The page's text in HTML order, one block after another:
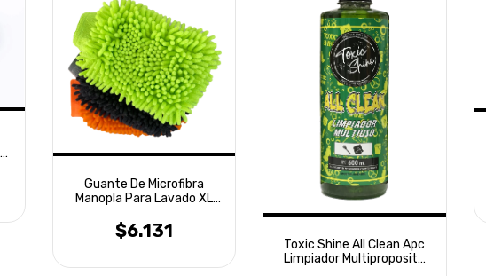
Guante De Microfibra
Manopla Para Lavado XL
$6.131
Toxic Shine All Clean Apc
Limpiador Multiproposito